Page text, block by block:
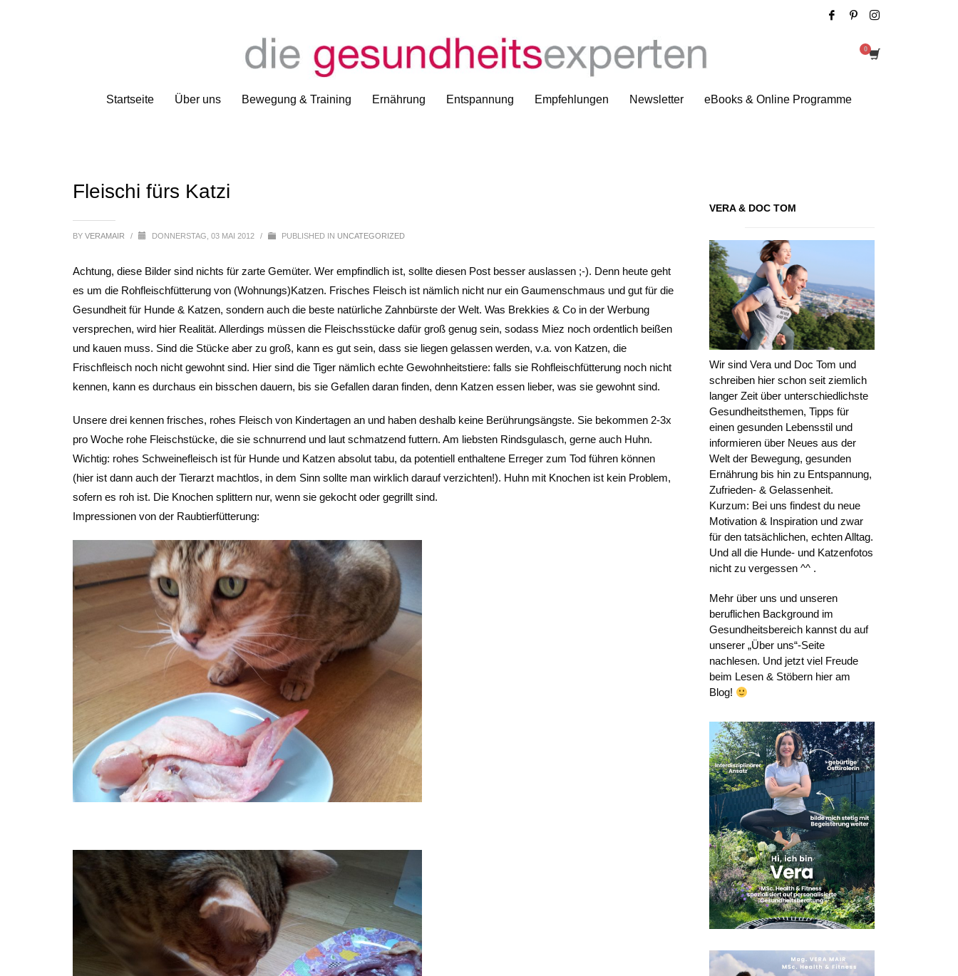
Startseite Über uns Bewegung & Training Ernährung Entspannung Empfehlungen Newsletter eBooks & Online Programme
Fleischi fürs Katzi
Fleischi fürs Katzi
BY VERAMAIR / DONNERSTAG, 03 MAI 2012 / PUBLISHED IN UNCATEGORIZED
Achtung, diese Bilder sind nichts für zarte Gemüter. Wer empfindlich ist, sollte diesen Post besser auslassen ;-). Denn heute geht
es um die Rohfleischfütterung von (Wohnungs)Katzen. Frisches Fleisch ist nämlich nicht nur ein Gaumenschmaus und gut für die
Gesundheit für Hunde & Katzen, sondern auch die beste natürliche Zahnbürste der Welt. Was Brekkies & Co in der Werbung
versprechen, wird hier Realität. Allerdings müssen die Fleischsstücke dafür groß genug sein, sodass Miez noch ordentlich beißen
und kauen muss. Sind die Stücke aber zu groß, kann es gut sein, dass sie liegen gelassen werden, v.a. von Katzen, die
Frischfleisch noch nicht gewohnt sind. Hier sind die Tiger nämlich echte Gewohnheitstiere: falls sie Rohfleischfütterung noch nicht
kennen, kann es durchaus ein bisschen dauern, bis sie Gefallen daran finden, denn Katzen essen lieber, was sie gewohnt sind.
Unsere drei kennen frisches, rohes Fleisch von Kindertagen an und haben deshalb keine Berührungsängste. Sie bekommen 2-3x
pro Woche rohe Fleischstücke, die sie schnurrend und laut schmatzend futtern. Am liebsten Rindsgulasch, gerne auch Huhn.
Wichtig: rohes Schweinefleisch ist für Hunde und Katzen absolut tabu, da potentiell enthaltene Erreger zum Tod führen können
(hier ist dann auch der Tierarzt machtlos, in dem Sinn sollte man wirklich darauf verzichten!). Huhn mit Knochen ist kein Problem,
sofern es roh ist. Die Knochen splittern nur, wenn sie gekocht oder gegrillt sind.
Impressionen von der Raubtierfütterung:
VERA & DOC TOM
Wir sind Vera und Doc Tom und
schreiben hier schon seit ziemlich
langer Zeit über unterschiedlichste
Gesundheitsthemen, Tipps für
einen gesunden Lebensstil und
informieren über Neues aus der
Welt der Bewegung, gesunden
Ernährung bis hin zu Entspannung,
Zufrieden- & Gelassenheit.
Kurzum: Bei uns findest du neue
Motivation & Inspiration und zwar
für den tatsächlichen, echten Alltag.
Und all die Hunde- und Katzenfotos
nicht zu vergessen ^^ .
Mehr über uns und unseren
beruflichen Background im
Gesundheitsbereich kannst du auf
unserer „Über uns“-Seite
nachlesen. Und jetzt viel Freude
beim Lesen & Stöbern hier am
Blog!